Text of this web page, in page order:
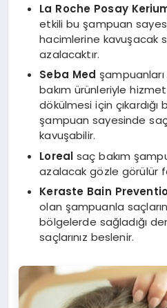
La Roche Posay
etkili bu şampuan
hacimlerine kavuşacak
azalacaktır.
Seba Med şampuanları
bakım ürünleriyle
dökülmesi için
şampuan sayesinde
kavuşabilir.
Lorealsaç bakım
azalacak gözle görülür
Keraste Bain
olan şampuanla
bölgelerde sağladığı
saçlarınız beslenir.